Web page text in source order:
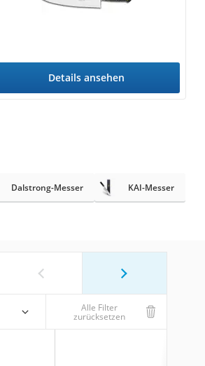
Details ansehen
Dalstrong-Messer KAI-Messer
Alle Filter
zurücksetzen